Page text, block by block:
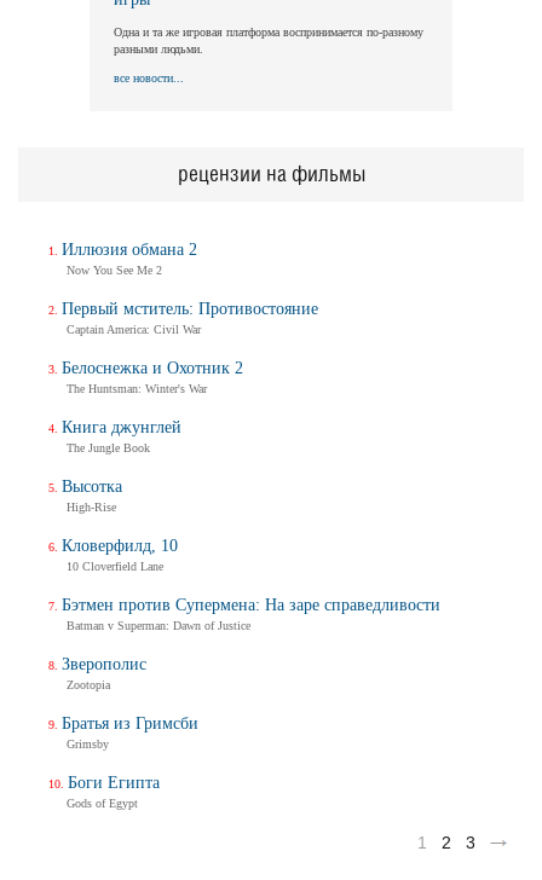
1 2 3
Одна и та же игровая платформа воспринимается по-разному
разными людьми.
все новости...
рецензии на фильмы
Иллюзия обмана 2
Now You See Me 2
Первый мститель: Противостояние
Captain America: Civil War
Белоснежка и Охотник 2
The Huntsman: Winter's War
Книга джунглей
The Jungle Book
Высотка
High-Rise
Кловерфилд, 10
10 Cloverfield Lane
Бэтмен против Супермена: На заре справедливости
Batman v Superman: Dawn of Justice
Зверополис
Zootopia
Братья из Гримсби
Grimsby
Боги Египта
Gods of Egypt